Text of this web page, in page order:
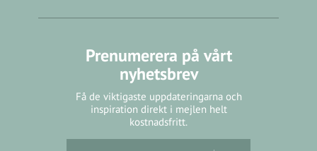
Prenumerera på vårt
nyhetsbrev
Få de viktigaste uppdateringarna och
inspiration direkt i mejlen helt
kostnadsfritt.